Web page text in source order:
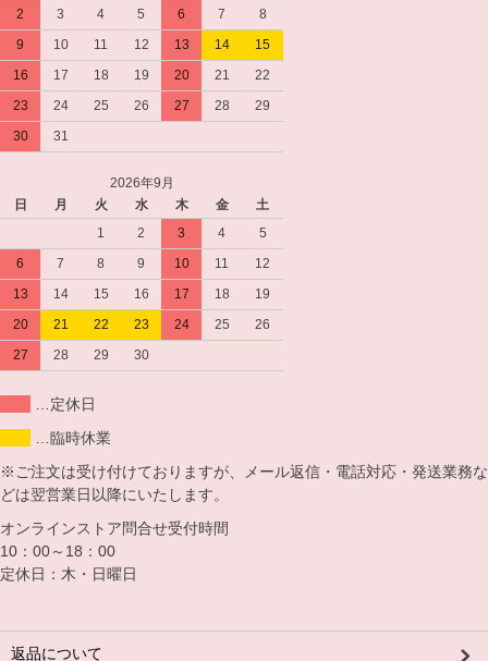
2
3 4 5 6 7
8
9
10 11 12 13 14
15
16
17 18 19 20 21
22
23
24 25 26 27 28
29
30
31
2026年9月
日
月 火 水 木 金
土
1
2 3 4
5
6
7 8 9 10 11
12
13
14 15 16 17 18
19
20
21 22 23 24 25
26
27
28 29 30
…定休日
…臨時休業
※ご注文は受け付けておりますが、メール返信・電話対応・発送業務な
どは翌営業日以降にいたします。
オンラインストア問合せ受付時間
10：00～18：00
定休日：木・日曜日
返品について